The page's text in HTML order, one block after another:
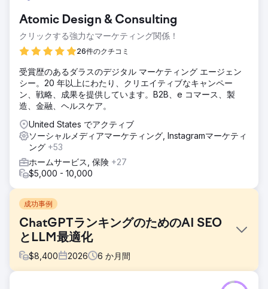
Atomic Design & Consulting
クリックする強力なマーケティング関係！
26件のクチコミ
受賞歴のあるダラスのデジタル マーケティング エージェン
シー。20 年以上にわたり、クリエイティブなキャンペー
ン、戦略、成果を提供しています。B2B、e コマース、製
造、金融、ヘルスケア。
United States でアクティブ
ソーシャルメディアマーケティング, Instagramマーケティ
ング +53
ホームサービス, 保険 +27
$5,000 - 10,000
成功事例
ChatGPTランキングのためのAI SEO
とLLM最適化
$8,400 2026 6 か月間